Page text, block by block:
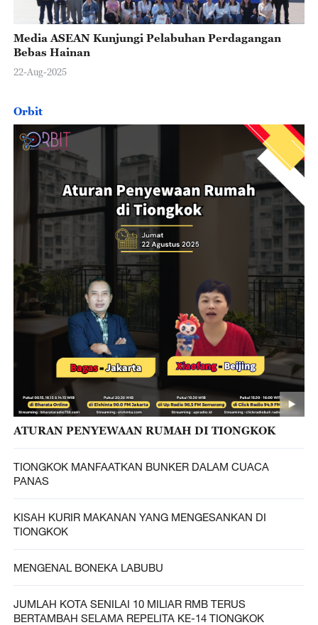
Media ASEAN Kunjungi Pelabuhan Perdagangan
Bebas Hainan
22-Aug-2025
Orbit
ATURAN PENYEWAAN RUMAH DI TIONGKOK
TIONGKOK MANFAATKAN BUNKER DALAM CUACA
PANAS
KISAH KURIR MAKANAN YANG MENGESANKAN DI
TIONGKOK
MENGENAL BONEKA LABUBU
JUMLAH KOTA SENILAI 10 MILIAR RMB TERUS
BERTAMBAH SELAMA REPELITA KE-14 TIONGKOK